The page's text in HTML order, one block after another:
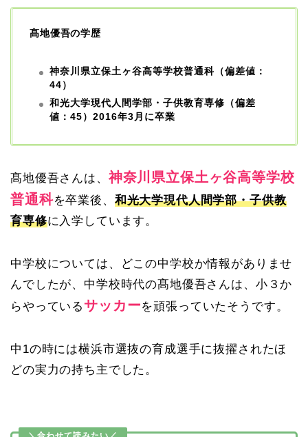
髙地優吾の学歴
神奈川県立保土ヶ谷高等学校普通科（偏差値：
44）
和光大学現代人間学部・子供教育専修（偏差
値：45）2016年3月に卒業
髙地優吾さんは、神奈川県立保土ヶ谷高等学校
普通科を卒業後、 和光大学現代人間学部・子供教
育専修に入学しています。
中学校については、どこの中学校か情報がありませ
んでしたが、中学校時代の髙地優吾さんは、小３か
らやっているサッカーを頑張っていたそうです。
中1の時には横浜市選抜の育成選手に抜擢されたほ
どの実力の持ち主でした。